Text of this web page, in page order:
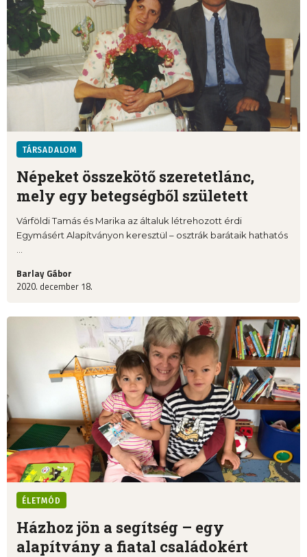
TÁRSADALOM
Népeket összekötő szeretetlánc,
mely egy betegségből született
Várföldi Tamás és Marika az általuk létrehozott érdi
Egymásért Alapítványon keresztül – osztrák barátaik hathatós
Barlay Gábor
2020. december 18.
ÉLETMÓD
Házhoz jön a segítség – egy
alapítvány a fiatal családokért